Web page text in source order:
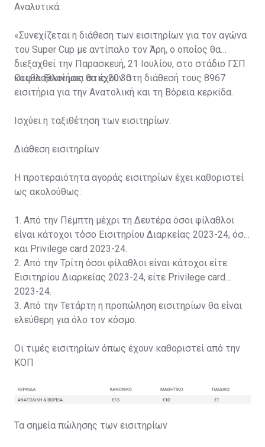
Αναλυτικά:
«Συνεχίζεται η διάθεση των εισιτηρίων για τον αγώνα
του Super Cup με αντίπαλο τον Άρη, ο οποίος θα
διεξαχθεί την Παρασκευή, 21 Ιουλίου, στο στάδιο ΓΣΠ
και θα ξεκινήσει στις 20:30.
Οι φίλαθλοί μας θα έχουν στη διάθεσή τους 8967
εισιτήρια για την Ανατολική και τη Βόρεια κερκίδα.
Ισχύει η ταξιθέτηση των εισιτηρίων.
Διάθεση εισιτηρίων
Η προτεραιότητα αγοράς εισιτηρίων έχει καθοριστεί
ως ακολούθως:
1. Από την Πέμπτη μέχρι τη Δευτέρα όσοι φίλαθλοι
είναι κάτοχοι τόσο Εισιτηρίου Διαρκείας 2023-24, όσο
και Privilege card 2023-24.
2. Από την Τρίτη όσοι φίλαθλοι είναι κάτοχοι είτε
Εισιτηρίου Διαρκείας 2023-24, είτε Privilege card
2023-24.
3. Από την Τετάρτη η προπώληση εισιτηρίων θα είναι
ελεύθερη για όλο τον κόσμο.
Οι τιμές εισιτηρίων όπως έχουν καθοριστεί από την
ΚΟΠ
Τα σημεία πώλησης των εισιτηρίων